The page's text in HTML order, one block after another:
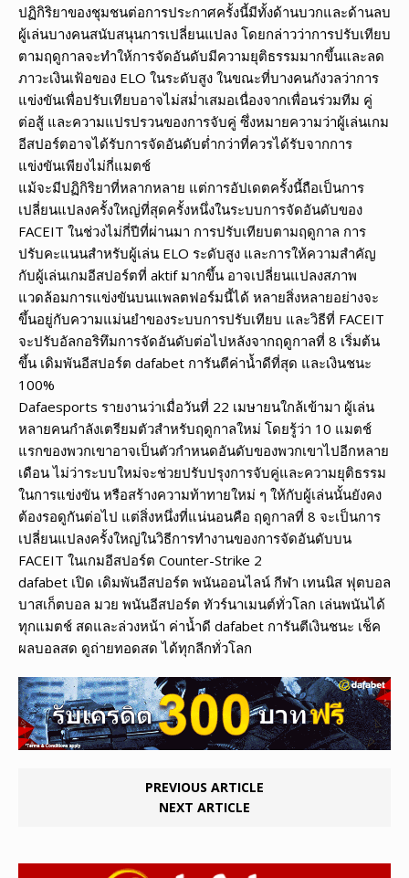
ปฏิกิริยาของชุมชนต่อการประกาศครั้งนี้มีทั้งด้านบวกและด้านลบ
ผู้เล่นบางคนสนับสนุนการเปลี่ยนแปลง โดยกล่าวว่าการปรับเทียบ
ตามฤดูกาลจะทำให้การจัดอันดับมีความยุติธรรมมากขึ้นและลด
ภาวะเงินเฟ้อของ ELO ในระดับสูง ในขณะที่บางคนกังวลว่าการ
แข่งขันเพื่อปรับเทียบอาจไม่สม่ำเสมอเนื่องจากเพื่อนร่วมทีม คู่
ต่อสู้ และความแปรปรวนของการจับคู่ ซึ่งหมายความว่าผู้เล่นเกม
อีสปอร์ตอาจได้รับการจัดอันดับต่ำกว่าที่ควรได้รับจากการ
แข่งขันเพียงไม่กี่แมตช์
แม้จะมีปฏิกิริยาที่หลากหลาย แต่การอัปเดตครั้งนี้ถือเป็นการ
เปลี่ยนแปลงครั้งใหญ่ที่สุดครั้งหนึ่งในระบบการจัดอันดับของ
FACEIT ในช่วงไม่กี่ปีที่ผ่านมา การปรับเทียบตามฤดูกาล การ
ปรับคะแนนสำหรับผู้เล่น ELO ระดับสูง และการให้ความสำคัญ
กับผู้เล่นเกมอีสปอร์ตที่ aktif มากขึ้น อาจเปลี่ยนแปลงสภาพ
แวดล้อมการแข่งขันบนแพลตฟอร์มนี้ได้ หลายสิ่งหลายอย่างจะ
ขึ้นอยู่กับความแม่นยำของระบบการปรับเทียบ และวิธีที่ FACEIT
จะปรับอัลกอริทึมการจัดอันดับต่อไปหลังจากฤดูกาลที่ 8 เริ่มต้น
ขึ้น เดิมพันอีสปอร์ต dafabet การันตีค่าน้ำดีที่สุด และเงินชนะ
100%
Dafaesports รายงานว่าเมื่อวันที่ 22 เมษายนใกล้เข้ามา ผู้เล่น
หลายคนกำลังเตรียมตัวสำหรับฤดูกาลใหม่ โดยรู้ว่า 10 แมตช์
แรกของพวกเขาอาจเป็นตัวกำหนดอันดับของพวกเขาไปอีกหลาย
เดือน ไม่ว่าระบบใหม่จะช่วยปรับปรุงการจับคู่และความยุติธรรม
ในการแข่งขัน หรือสร้างความท้าทายใหม่ ๆ ให้กับผู้เล่นนั้นยังคง
ต้องรอดูกันต่อไป แต่สิ่งหนึ่งที่แน่นอนคือ ฤดูกาลที่ 8 จะเป็นการ
เปลี่ยนแปลงครั้งใหญ่ในวิธีการทำงานของการจัดอันดับบน
FACEIT ในเกมอีสปอร์ต Counter-Strike 2
dafabet เปิด เดิมพันอีสปอร์ต พนันออนไลน์ กีฬา เทนนิส ฟุตบอล
บาสเก็ตบอล มวย พนันอีสปอร์ต ทัวร์นาเมนต์ทั่วโลก เล่นพนันได้
ทุกแมตช์ สดและล่วงหน้า ค่าน้ำดี dafabet การันตีเงินชนะ เช็ค
ผลบอลสด ดูถ่ายทอดสด ได้ทุกลีกทั่วโลก
PREVIOUS ARTICLE
NEXT ARTICLE